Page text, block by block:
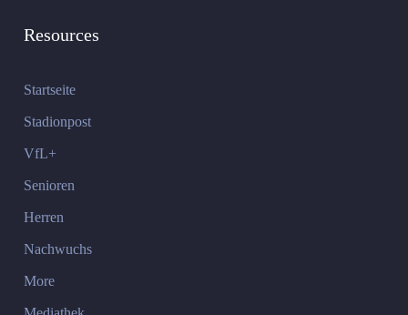
Resources
Startseite
Stadionpost
VfL+
Senioren
Herren
Nachwuchs
More